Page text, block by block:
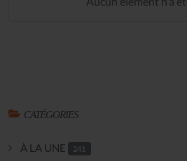
CATÉGORIES
À LA UNE 241